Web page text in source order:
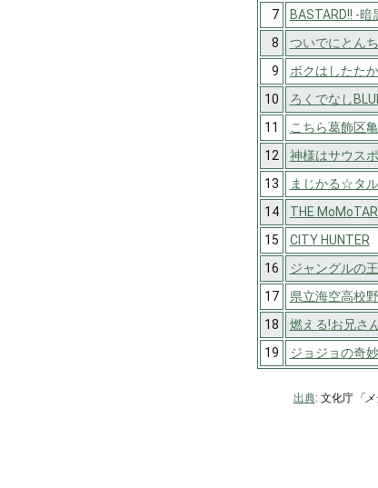
7
BASTARD!! -
8
ついでにとん
9
ボクはしたた
10
ろくでなし
11
こちら葛飾区
12
神様はサウス
13
まじかる☆タ
14
THE
15
CITY HUNTER
16
ジャングルの
17
県立海空高校
18
燃える!お兄さ
19
ジョジョの奇
出典: 文化庁「メ